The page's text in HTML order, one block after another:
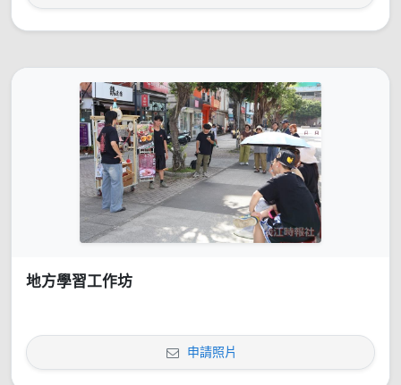
地方學習工作坊
申請照片